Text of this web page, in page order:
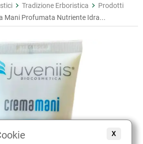
X
Tradizione Erboristica
Prodotti
Mani Profumata Nutriente Idra...